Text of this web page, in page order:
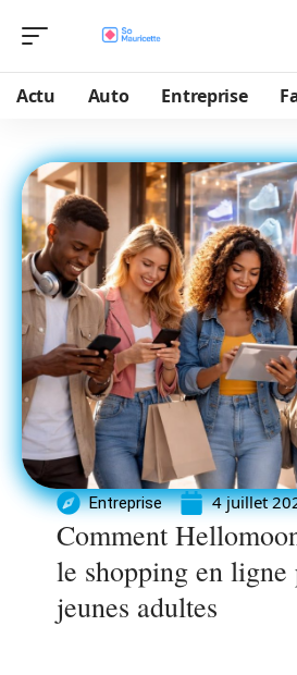
Actu Auto Entreprise
Entreprise 4 juillet
Comment
le shopping en ligne
jeunes adultes